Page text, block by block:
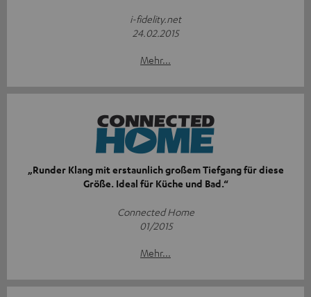
i-fidelity.net
24.02.2015
Mehr...
„Runder Klang mit erstaunlich großem Tiefgang für diese
Größe. Ideal für Küche und Bad.“
Connected Home
01/2015
Mehr...